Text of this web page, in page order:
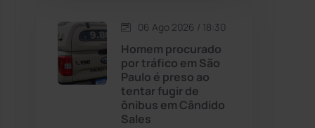
Caturama
Chapada Diamantina
06 Ago 2026 / 18:30
Homem procurado
por tráfico em São
Paulo é preso ao
tentar fugir de
ônibus em Cândido
Sales